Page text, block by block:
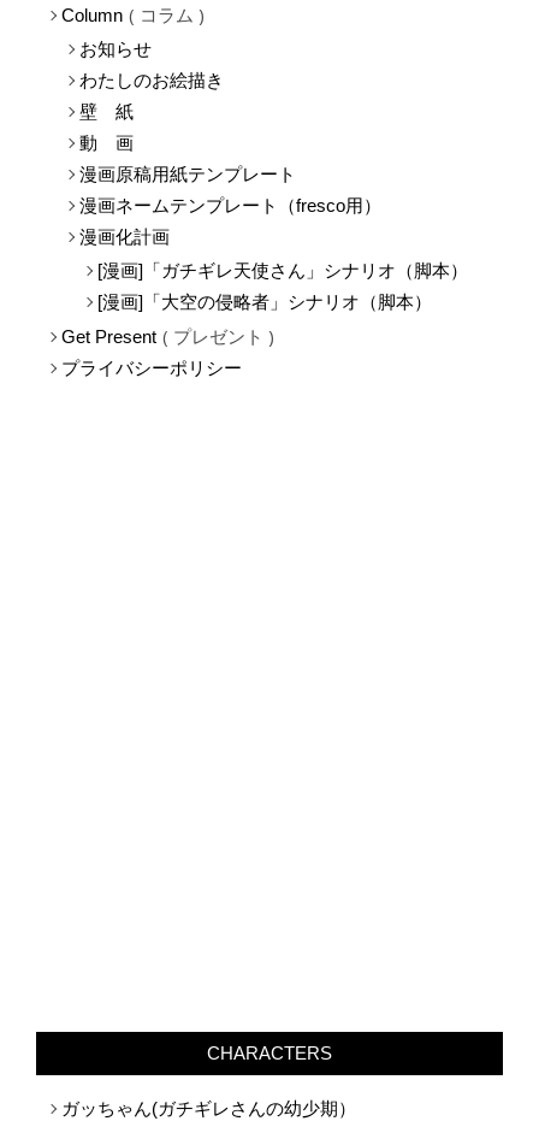
Column コラム
お知らせ
わたしのお絵描き
壁 紙
動 画
漫画原稿用紙テンプレート
漫画ネームテンプレート（fresco用）
漫画化計画
[漫画]「ガチギレ天使さん」シナリオ（脚本）
[漫画]「大空の侵略者」シナリオ（脚本）
Get Present
プレゼント
プライバシーポリシー
CHARACTERS
ガッちゃん(ガチギレさんの幼少期）